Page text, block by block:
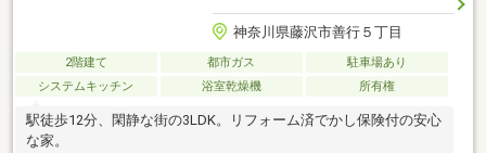
神奈川県藤沢市善行５丁目
2階建て 都市ガス
駐車場あり
システムキッチン
浴室乾燥機 所有権
駅徒歩12分、閑静な街の3LDK。リフォーム済でかし保険付の安心
な家。